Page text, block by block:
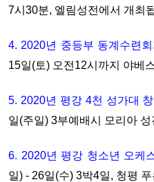
7시30분, 엘림성전에서 개최
4. 2020년 중등부 동계수련회
15일(토) 오전12시까지 야베
5. 2020년 평강 4천 성가대
일(주일) 3부예배시 모리아
6. 2020년 평강 청소년 오케
일) - 26일(수) 3박4일, 청평